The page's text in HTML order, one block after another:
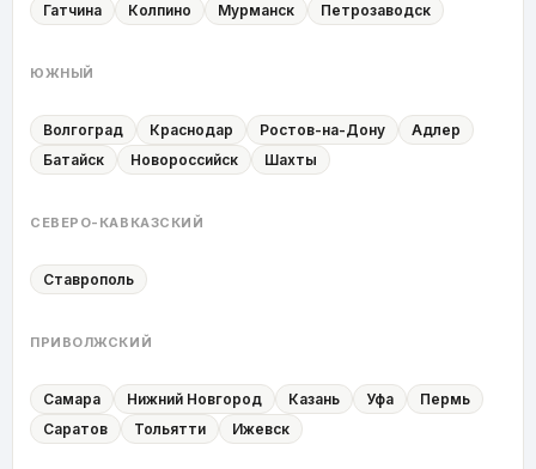
Гатчина
Колпино Мурманск Петрозаводск
ЮЖНЫЙ
Волгоград Краснодар Ростов-на-Дону
Адлер
Батайск
Новороссийск Шахты
СЕВЕРО-КАВКАЗСКИЙ
Ставрополь
ПРИВОЛЖСКИЙ
Самара Нижний Новгород Казань Уфа
Пермь
Саратов
Тольятти Ижевск